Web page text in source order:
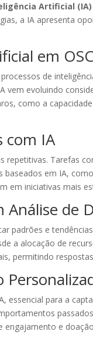
Artificial (IA)
a IA apresenta
em
de
vem evoluindo
como a
com IA
Tarefas
baseados em IA,
em iniciativas mais
Análise de
padrões e
a alocação de
permitindo
para a
engajamento e